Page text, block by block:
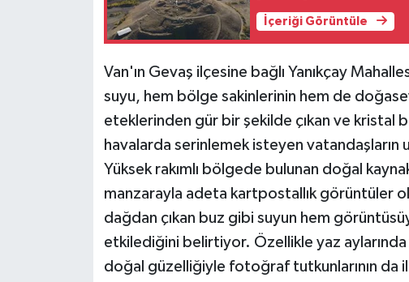
İçeriği Görüntüle
Van'ın Gevaş ilçesine bağlı Yanıkçay
suyu, hem bölge sakinlerinin hem de
eteklerinden gür bir şekilde çıkan ve kristal
havalarda serinlemek isteyen vatandaşların
Yüksek rakımlı bölgede bulunan doğal
manzarayla adeta kartpostallık görüntüler
dağdan çıkan buz gibi suyun hem
etkilediğini belirtiyor. Özellikle yaz aylarında
doğal güzelliğiyle fotoğraf tutkunlarının da